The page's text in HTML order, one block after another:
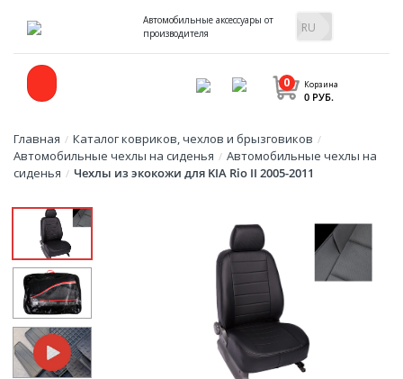
Автомобильные аксессуары от
производителя
Корзина
0
0 РУБ.
Главная / Каталог ковриков, чехлов и брызговиков /
Автомобильные чехлы на сиденья / Автомобильные чехлы на
сиденья / Чехлы из экокожи для KIA Rio II 2005-2011